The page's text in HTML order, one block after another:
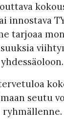
innostava
tarjoaa
yhdessäoloon.
seutu
ryhmällenne.